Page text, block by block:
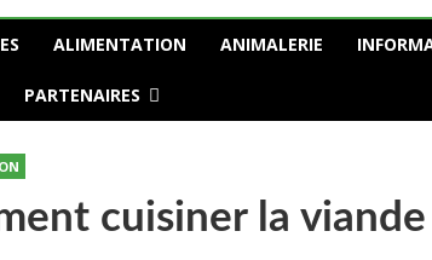
ALIMENTATION ANIMALERIE
PARTENAIRES
cuisiner la